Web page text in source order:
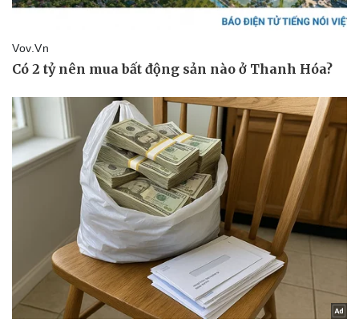
Thể thao
Bóng đá
Lịch thi đấu bóng đá
Thế giới thể thao
eSports
Ô tô - Xe máy
Ô tô
Xe máy
Tư vấn